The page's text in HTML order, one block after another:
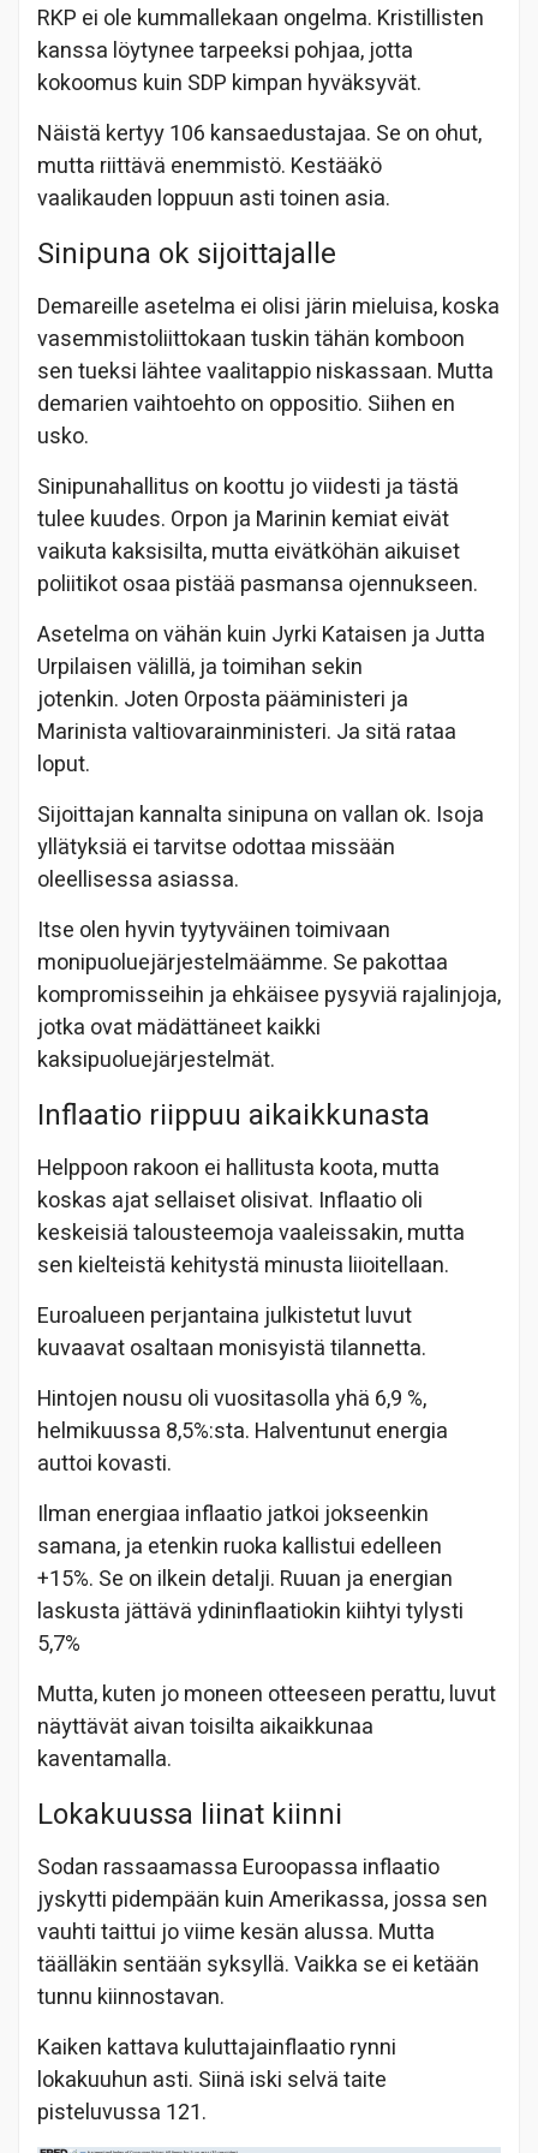
RKP ei ole kummallekaan ongelma. Kristillisten
kanssa löytynee tarpeeksi pohjaa, jotta
kokoomus kuin SDP kimpan hyväksyvät.
Näistä kertyy 106 kansaedustajaa. Se on ohut,
mutta riittävä enemmistö. Kestääkö
vaalikauden loppuun asti toinen asia.
Sinipuna ok sijoittajalle
Demareille asetelma ei olisi järin mieluisa, koska
vasemmistoliittokaan tuskin tähän komboon
sen tueksi lähtee vaalitappio niskassaan. Mutta
demarien vaihtoehto on oppositio. Siihen en
usko.
Sinipunahallitus on koottu jo viidesti ja tästä
tulee kuudes. Orpon ja Marinin kemiat eivät
vaikuta kaksisilta, mutta eivätköhän aikuiset
poliitikot osaa pistää pasmansa ojennukseen.
Asetelma on vähän kuin Jyrki Kataisen ja Jutta
Urpilaisen välillä, ja toimihan sekin
jotenkin. Joten Orposta pääministeri ja
Marinista valtiovarainministeri. Ja sitä rataa
loput.
Sijoittajan kannalta sinipuna on vallan ok. Isoja
yllätyksiä ei tarvitse odottaa missään
oleellisessa asiassa.
Itse olen hyvin tyytyväinen toimivaan
monipuoluejärjestelmäämme. Se pakottaa
kompromisseihin ja ehkäisee pysyviä rajalinjoja,
jotka ovat mädättäneet kaikki
kaksipuoluejärjestelmät.
Inflaatio riippuu aikaikkunasta
Helppoon rakoon ei hallitusta koota, mutta
koskas ajat sellaiset olisivat. Inflaatio oli
keskeisiä talousteemoja vaaleissakin, mutta
sen kielteistä kehitystä minusta liioitellaan.
Euroalueen perjantaina julkistetut luvut
kuvaavat osaltaan monisyistä tilannetta.
Hintojen nousu oli vuositasolla yhä 6,9 %,
helmikuussa 8,5%:sta. Halventunut energia
auttoi kovasti.
Ilman energiaa inflaatio jatkoi jokseenkin
samana, ja etenkin ruoka kallistui edelleen
+15%. Se on ilkein detalji. Ruuan ja energian
laskusta jättävä ydininflaatiokin kiihtyi tylysti
5,7%
Mutta, kuten jo moneen otteeseen perattu, luvut
näyttävät aivan toisilta aikaikkunaa
kaventamalla.
Lokakuussa liinat kiinni
Sodan rassaamassa Euroopassa inflaatio
jyskytti pidempään kuin Amerikassa, jossa sen
vauhti taittui jo viime kesän alussa. Mutta
täälläkin sentään syksyllä. Vaikka se ei ketään
tunnu kiinnostavan.
Kaiken kattava kuluttajainflaatio rynni
lokakuuhun asti. Siinä iski selvä taite
pisteluvussa 121.